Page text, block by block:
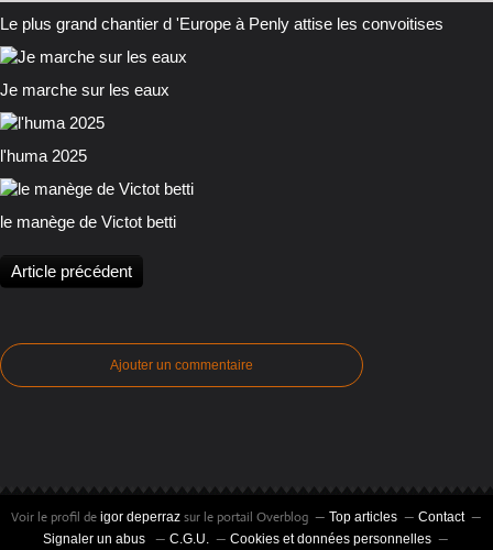
Le plus grand chantier d 'Europe à Penly attise les convoitises
Je marche sur les eaux
l'huma 2025
le manège de Victot betti
Article précédent
Ajouter un commentaire
Voir le profil de igor deperraz sur le portail Overblog Top articles
Contact
Signaler un abus
C.G.U. Cookies et données personnelles